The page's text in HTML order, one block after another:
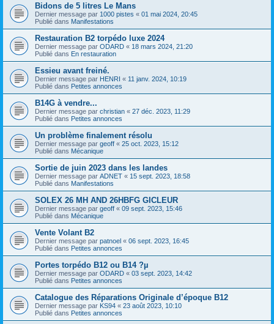
Bidons de 5 litres Le Mans
Dernier message par 1000 pistes « 01 mai 2024, 20:45
Publié dans Manifestations
Restauration B2 torpédo luxe 2024
Dernier message par ODARD « 18 mars 2024, 21:20
Publié dans En restauration
Essieu avant freiné.
Dernier message par HENRI « 11 janv. 2024, 10:19
Publié dans Petites annonces
B14G à vendre...
Dernier message par christian « 27 déc. 2023, 11:29
Publié dans Petites annonces
Un problème finalement résolu
Dernier message par geoff « 25 oct. 2023, 15:12
Publié dans Mécanique
Sortie de juin 2023 dans les landes
Dernier message par ADNET « 15 sept. 2023, 18:58
Publié dans Manifestations
SOLEX 26 MH AND 26HBFG GICLEUR
Dernier message par geoff « 09 sept. 2023, 15:46
Publié dans Mécanique
Vente Volant B2
Dernier message par patnoel « 06 sept. 2023, 16:45
Publié dans Petites annonces
Portes torpédo B12 ou B14 ?µ
Dernier message par ODARD « 03 sept. 2023, 14:42
Publié dans Petites annonces
Catalogue des Réparations Originale d’époque B12
Dernier message par KS94 « 23 août 2023, 10:10
Publié dans Petites annonces